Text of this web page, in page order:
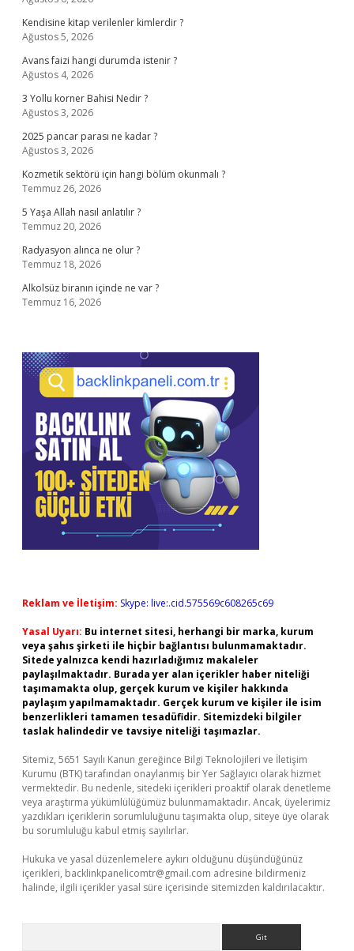
Kendisine kitap verilenler kimlerdir ?
Ağustos 5, 2026
Avans faizi hangi durumda istenir ?
Ağustos 4, 2026
3 Yollu korner Bahisi Nedir ?
Ağustos 3, 2026
2025 pancar parası ne kadar ?
Ağustos 3, 2026
Kozmetik sektörü için hangi bölüm okunmalı ?
Temmuz 26, 2026
5 Yaşa Allah nasıl anlatılır ?
Temmuz 20, 2026
Radyasyon alınca ne olur ?
Temmuz 18, 2026
Alkolsüz biranın içinde ne var ?
Temmuz 16, 2026
Reklam ve İletişim: Skype: live:.cid.575569c608265c69
Yasal Uyarı: Bu internet sitesi, herhangi bir marka, kurum
veya şahıs şirketi ile hiçbir bağlantısı bulunmamaktadır.
Sitede yalnızca kendi hazırladığımız makaleler
paylaşılmaktadır. Burada yer alan içerikler haber niteliği
taşımamakta olup, gerçek kurum ve kişiler hakkında
paylaşım yapılmamaktadır. Gerçek kurum ve kişiler ile isim
benzerlikleri tamamen tesadüfidir. Sitemizdeki bilgiler
taslak halindedir ve tavsiye niteliği taşımazlar.
Sitemiz, 5651 Sayılı Kanun gereğince Bilgi Teknolojileri ve İletişim
Kurumu (BTK) tarafından onaylanmış bir Yer Sağlayıcı olarak hizmet
vermektedir. Bu nedenle, sitedeki içerikleri proaktif olarak denetleme
veya araştırma yükümlülüğümüz bulunmamaktadır. Ancak, üyelerimiz
yazdıkları içeriklerin sorumluluğunu taşımakta olup, siteye üye olarak
bu sorumluluğu kabul etmiş sayılırlar.
Hukuka ve yasal düzenlemelere aykırı olduğunu düşündüğünüz
içerikleri, backlinkpanelicomtr@gmail.com adresine bildirmeniz
halinde, ilgili içerikler yasal süre içerisinde sitemizden kaldırılacaktır.